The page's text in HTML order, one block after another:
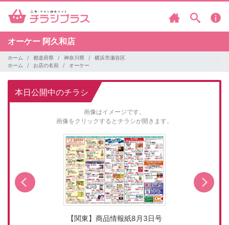
オーケー 阿久和店
ホーム 都道府県 神奈川県
横浜市瀬谷区
ホーム
お店の名前 オーケー
本日公開中のチラシ
画像はイメージです。
画像をクリックするとチラシが開きます。
【関東】商品情報紙8月3日号